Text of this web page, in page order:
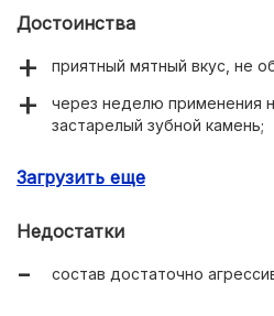
Достоинства
приятный мятный вкус, не
через неделю применения
застарелый зубной камень;
супер экономичный расход.
Загрузить еще
Недостатки
состав достаточно